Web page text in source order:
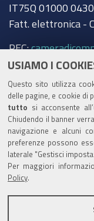
USIAMO I
Questo sito utilizza
delle pagine, e cookie di
tutto si acconsente
Chiudendo il banner
navigazione e alcuni
preferenze possono
laterale "Gestisci
Per maggiori
Policy
IT75Q 01000
Fatt. elettronica -
PEC:
Trasparenza
Amministrazione
Albo Camerale
Pubblicità Legale
Area riservata